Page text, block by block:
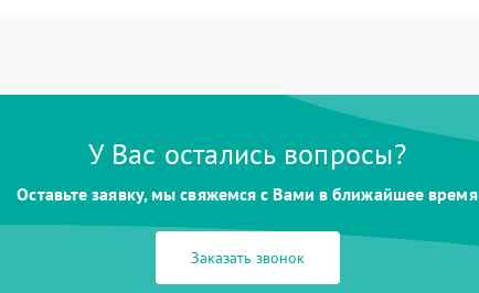
Поломка системы защиты от
короткого замыкания
60 мин 1 год
Повреждение системы защиты от
60 мин
У Вас остались вопросы?
Оставьте заявку, мы свяжемся с Вами в ближайшее время
Заказать звонок